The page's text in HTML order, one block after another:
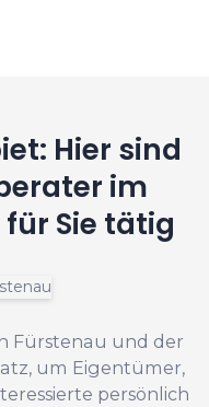
Hier sind
im
Sie tätig
Fürstenau und der
um Eigentümer,
persönlich